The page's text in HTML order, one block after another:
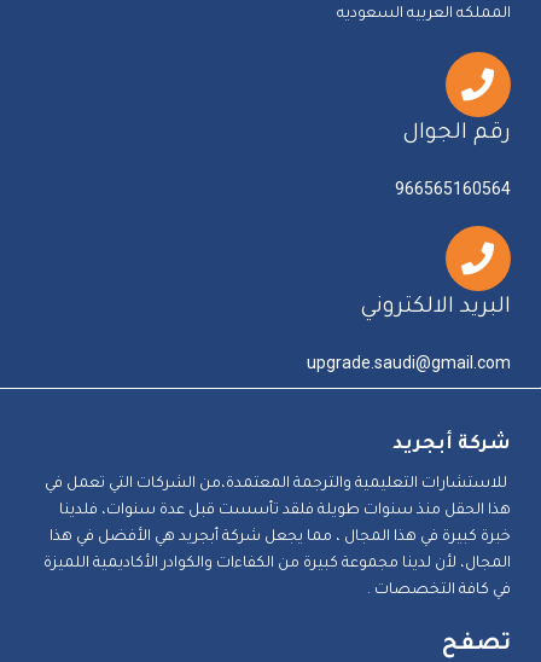
المملكه العربيه السعوديه
رقم الجوال
966565160564
البريد الالكتروني
upgrade.saudi@gmail.com
شركة أبجريد
للاستشارات التعليمية والترجمة المعتمدة،من الشركات التي تعمل في
هذا الحقل منذ سنوات طويلة فلقد تأسست قبل عدة سنوات، فلدينا
خبرة كبيرة في هذا المجال ، مما يجعل شركة أبجريد هي الأفضل في هذا
المجال، لأن لدينا مجموعة كبيرة من الكفاءات والكوادر الأكاديمية اللميزة
في كافة التخصصات .
تصفح